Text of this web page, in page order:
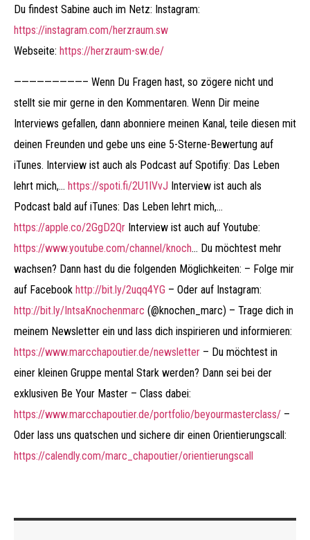
Du findest Sabine auch im Netz: Instagram:
https://instagram.com/herzraum.sw
Webseite: https://herzraum-sw.de/
—————————– Wenn Du Fragen hast, so zögere nicht und
stellt sie mir gerne in den Kommentaren. Wenn Dir meine
Interviews gefallen, dann abonniere meinen Kanal, teile diesen mit
deinen Freunden und gebe uns eine 5-Sterne-Bewertung auf
iTunes. Interview ist auch als Podcast auf Spotifiy: Das Leben
lehrt mich,… https://spoti.fi/2U1lVvJ ​​​​​​ Interview ist auch als
Podcast bald auf iTunes: Das Leben lehrt mich,…
https://apple.co/2GgD2Qr ​​​​​​ Interview ist auch auf Youtube:
https://www.youtube.com/channel/knoch… Du möchtest mehr
wachsen? Dann hast du die folgenden Möglichkeiten: – Folge mir
auf Facebook http://bit.ly/2uqq4YG ​​​​​​ – Oder auf Instagram:
http://bit.ly/IntsaKnochenmarc ​​​​​​ (@knochen_marc) – Trage dich in
meinem Newsletter ein und lass dich inspirieren und informieren:
https://www.marcchapoutier.de/newsletter – Du möchtest in
einer kleinen Gruppe mental Stark werden? Dann sei bei der
exklusiven Be Your Master – Class dabei:
https://www.marcchapoutier.de/portfolio/beyourmasterclass/ –
Oder lass uns quatschen und sichere dir einen Orientierungscall:
https://calendly.com/marc_chapoutier/orientierungscall